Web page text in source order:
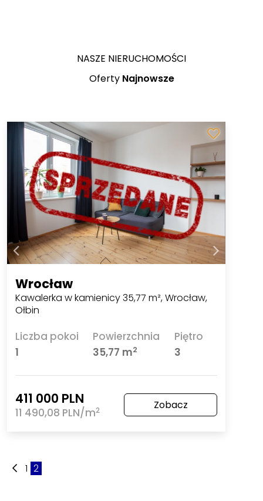
NASZE NIERUCHOMOŚCI
Oferty Najnowsze
Wrocław
Kawalerka w kamienicy 35,77 m², Wrocław,
Ołbin
Liczba pokoi
1
Powierzchnia
35,77 m2
Piętro
3
411 000 PLN
11 490,08 PLN/m2 Zobacz
1 2